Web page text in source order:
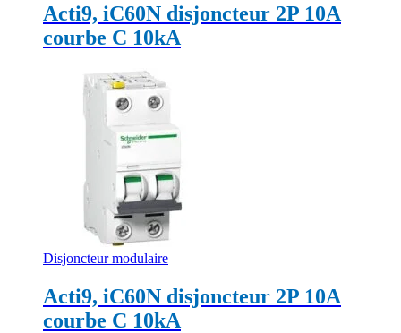
Acti9, iC60N disjoncteur 2P 10A
courbe C 10kA
Disjoncteur modulaire
Acti9, iC60N disjoncteur 2P 10A
courbe C 10kA